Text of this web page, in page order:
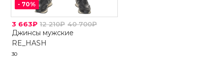
- 70%
3 663₽ 12 210₽ 40 700₽
Джинсы мужские
RE_HASH
30